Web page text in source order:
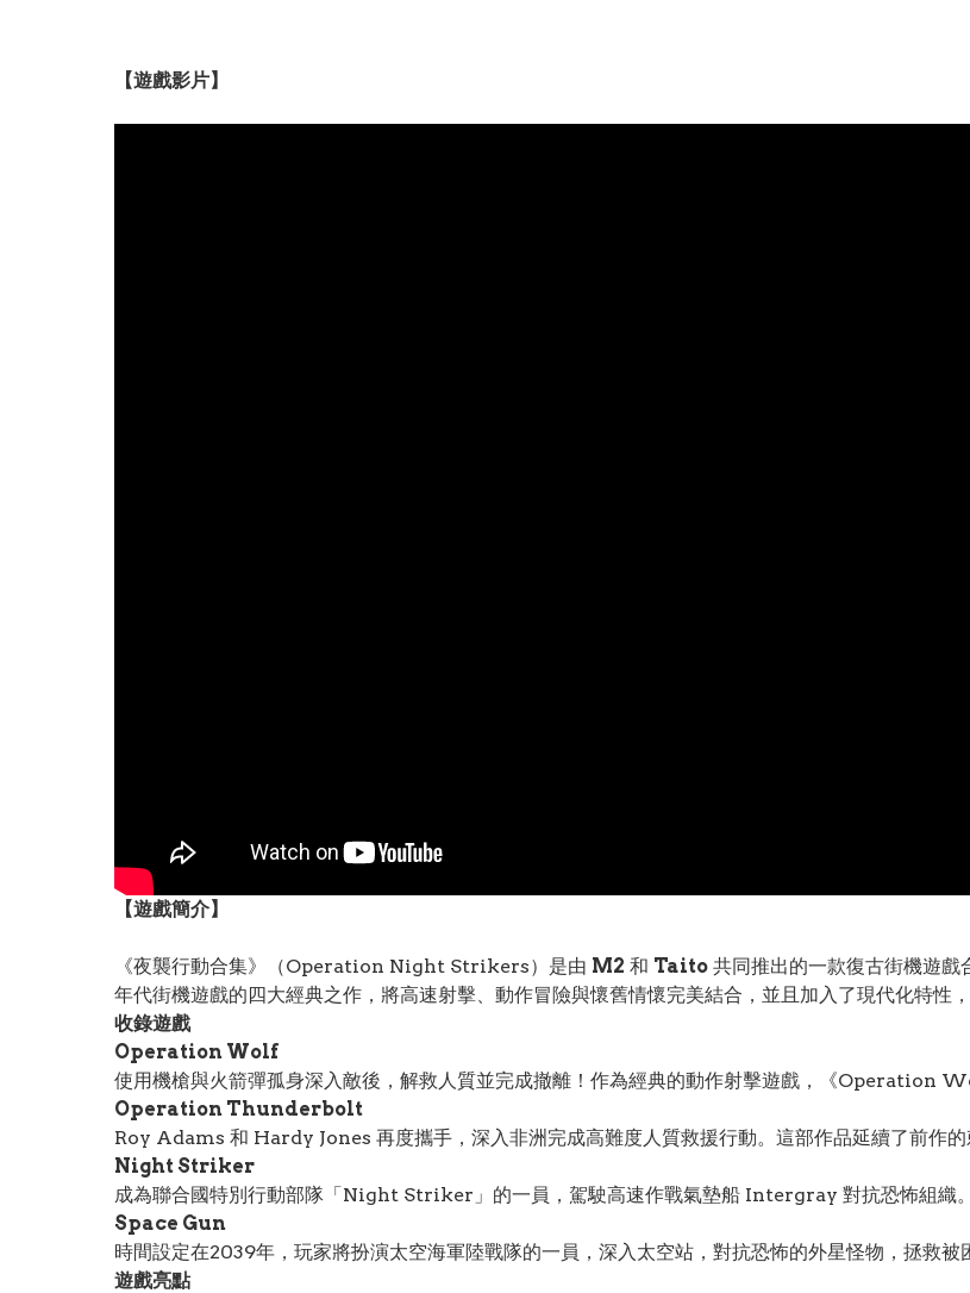
【遊戲影片】
【遊戲簡介】
《夜襲行動合集》（Operation Night Strikers）是由 M2 和 Taito 共同推出的一款復古街機遊
年代街機遊戲的四大經典之作，將高速射擊、動作冒險與懷舊情懷完美結合，並且加入了現代化特性
收錄遊戲
Operation Wolf
使用機槍與火箭彈孤身深入敵後，解救人質並完成撤離！作為經典的動作射擊遊戲，《Operation
Operation Thunderbolt
Roy Adams 和 Hardy Jones 再度攜手，深入非洲完成高難度人質救援行動。這部作品延續了前作的
Night Striker
成為聯合國特別行動部隊「Night Striker」的一員，駕駛高速作戰氣墊船 Intergray 對抗恐怖組織。
Space Gun
時間設定在2039年，玩家將扮演太空海軍陸戰隊的一員，深入太空站，對抗恐怖的外星怪物，拯救被
遊戲亮點